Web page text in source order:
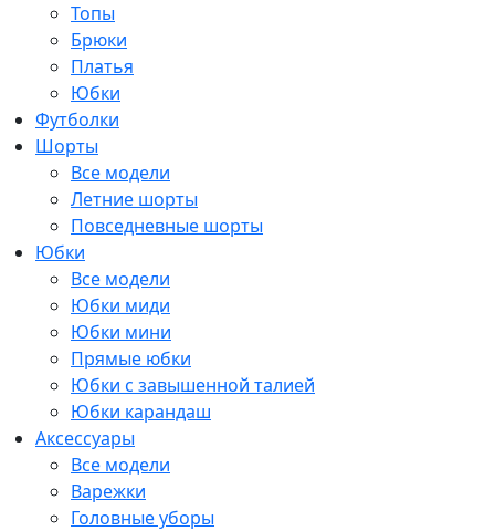
Топы
Брюки
Платья
Юбки
Футболки
Шорты
Все модели
Летние шорты
Повседневные шорты
Юбки
Все модели
Юбки миди
Юбки мини
Прямые юбки
Юбки с завышенной талией
Юбки карандаш
Аксессуары
Все модели
Варежки
Головные уборы